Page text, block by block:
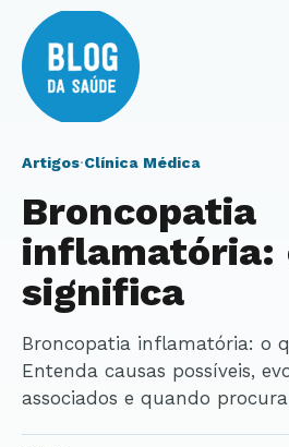
Artigos·Clínica Médica
Broncopatia
inflamatória:
significa
Broncopatia inflamatória: o que significa.
Entenda causas possíveis,
associados e quando